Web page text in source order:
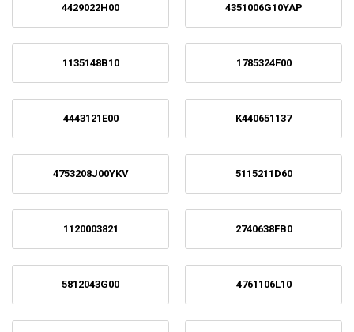
4429022H00 4351006G10YAP
1135148B10 1785324F00
4443121E00 K440651137
4753208J00YKV 5115211D60
1120003821 2740638FB0
5812043G00 4761106L10